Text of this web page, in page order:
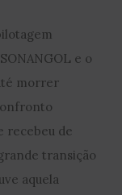
e o
morrer
recebeu de
transição
aquela